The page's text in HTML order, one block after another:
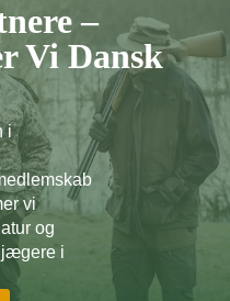
–
Vi Dansk
i
vi
og
jægere i